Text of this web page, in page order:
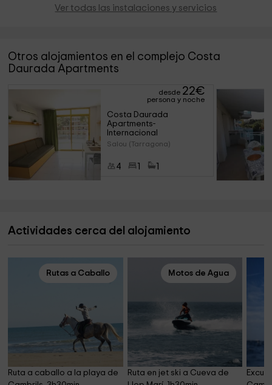
Ver todas las instalaciones y servicios
Otros alojamientos en el complejo Costa
Daurada Apartments
desde 22€
persona y noche
Costa Daurada
Apartments-
Internacional
Salou (Tarragona)
4
Actividades cerca del alojamiento
Rutas a Caballo
Ruta a caballo a la playa de
Motos de Agua
Ruta en jet ski a Cueva de